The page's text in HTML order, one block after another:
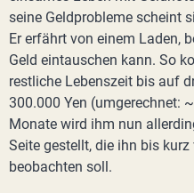
seine Geldprobleme scheint
Er erfährt von einem Laden,
Geld eintauschen kann. So
restliche Lebenszeit bis auf
300.000 Yen (umgerechnet:
Monate wird ihm nun
Seite gestellt, die ihn bis
beobachten soll.